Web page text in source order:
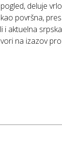
deluje
površna,
i aktuelna
na izazov